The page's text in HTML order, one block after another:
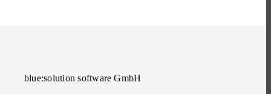
blue:solution software GmbH